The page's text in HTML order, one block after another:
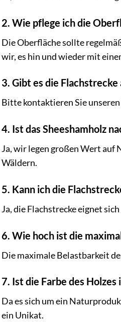
2. Wie pflege ich die
Die Oberfläche sollte
wir, es hin und wieder mit
3. Gibt es die
Bitte kontaktieren Sie
4. Ist das Sheeshamholz
Ja, wir legen großen Wert
Wäldern.
5. Kann ich die
Ja, die Flachstrecke eignet
6. Wie hoch ist die
Die maximale Belastbarkeit
7. Ist die Farbe des
Da es sich um ein
ein Unikat.